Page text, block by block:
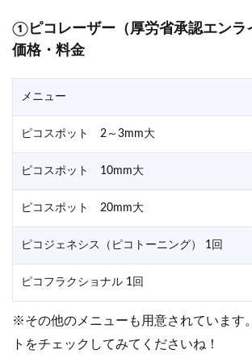
①ピコレーザー（厚労省承認エンラ
価格・料金
メニュー
ピコスポット 2～3mm大
ピコスポット 10mm大
ピコスポット 20mm大
ピコジェネシス（ピコトーニング） 1回
ピコフラクショナル 1回
※その他のメニューも用意されています
トをチェックしてみてくださいね！